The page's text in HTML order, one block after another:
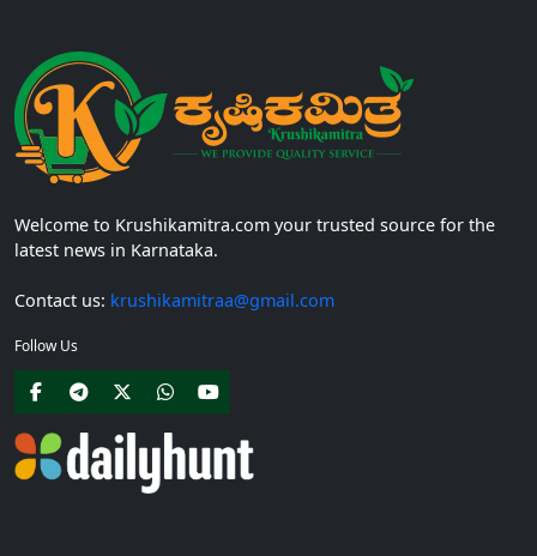
Welcome to Krushikamitra.com your trusted source for the
latest news in Karnataka.
Contact us: krushikamitraa@gmail.com
Follow Us